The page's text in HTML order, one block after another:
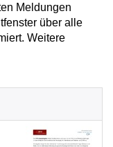
Meldungen
über alle
Weitere